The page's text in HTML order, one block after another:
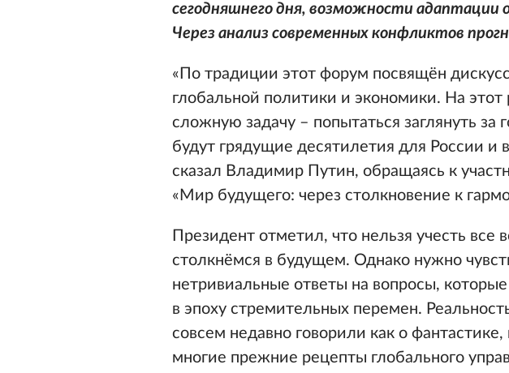
сегодняшнего дня, возможности
Через анализ современных конфликтов
«По традиции этот форум посвящён
глобальной политики и экономики. На
сложную задачу – попытаться заглянуть
будут грядущие десятилетия для России и
сказал Владимир Путин, обращаясь к
«Мир будущего: через столкновение к
Президент отметил, что нельзя учесть
столкнёмся в будущем. Однако нужно
нетривиальные ответы на вопросы,
в эпоху стремительных перемен.
совсем недавно говорили как о
многие прежние рецепты глобального